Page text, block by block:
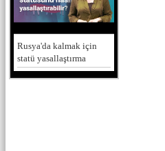
Rusya'da kalmak için
statü yasallaştırma